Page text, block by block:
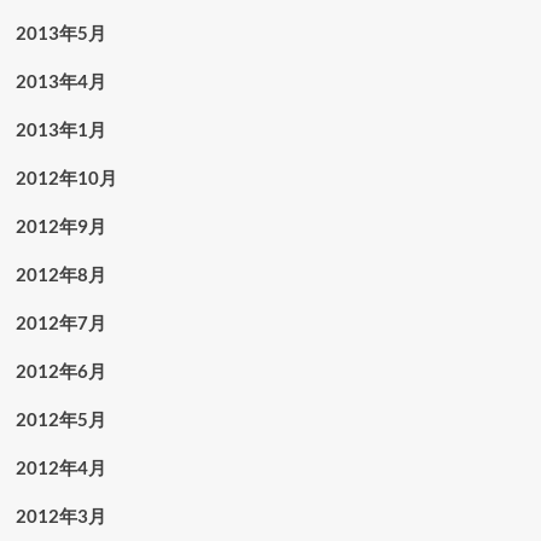
2013年5月
2013年4月
2013年1月
2012年10月
2012年9月
2012年8月
2012年7月
2012年6月
2012年5月
2012年4月
2012年3月